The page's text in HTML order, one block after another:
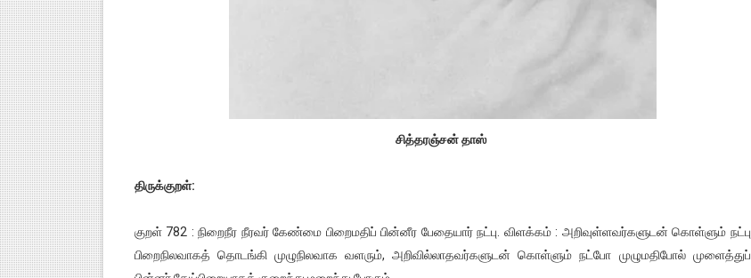
சித்தரஞ்சன் தாஸ்
திருக்குறள்:
குறள் 782 : நிறைநீர நீரவர் கேண்மை பிறைமதிப் பின்னீர பேதையார் நட்பு. விளக்கம் : அறிவுள்ளவர்களுடன் கொள்ளும் நட்பு
பிறைநிலவாகத் தொடங்கி முழுநிலவாக வளரும், அறிவில்லாதவர்களுடன் கொள்ளும் நட்போ முழுமதிபோல் முளைத்துப்